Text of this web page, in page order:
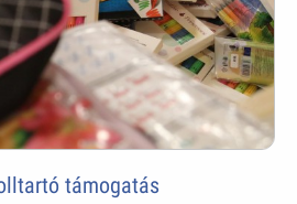
támogatás